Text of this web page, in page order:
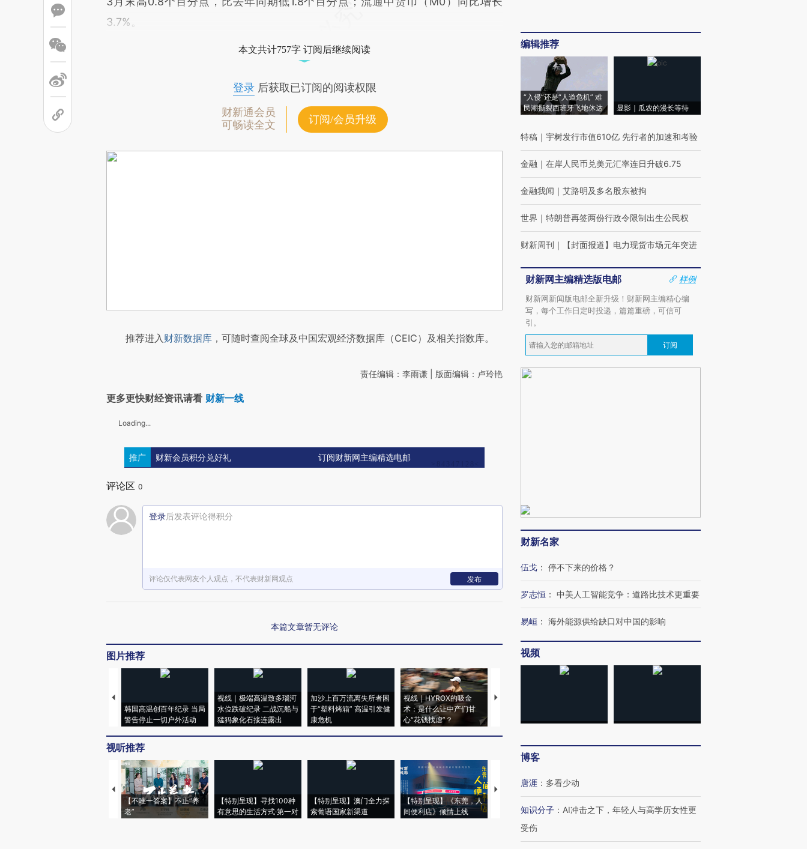
3.7%。
本文共计757字 订阅后继续阅读
登录后获取已订阅的阅读权限
财新通会员
可畅读全文
订阅/会员升级
推荐进入财新数据库 ，可随时查阅全球及中国宏观经济数据库（CEIC）及相关指数库。
责任编辑：李雨谦 | 版面编辑：卢玲艳
更多更快财经资讯请看 财新一线
Loading...
推广 财新会员积分兑好礼 订阅财新网主编精选电邮
评论区 0
登录后发表评论得积分
评论仅代表网友个人观点，不代表财新网观点 发布
本篇文章暂无评论
图片推荐
韩国高温创百年纪录 当局
警告停止一切户外活动
视线｜极端高温致多瑙河
水位跌破纪录 二战沉船与
猛犸象化石接连露出
加沙上百万流离失所者困
于“塑料烤箱” 高温引发健
康危机
视线｜HYROX的吸金
术：是什么让中产们甘
心“花钱找虐”？
马航飞行员跨国走私7万
育部长拱下台
飞地休达
视听推荐
【不唯一答案】不止“养
老”
【特别呈现】寻找100种
有意思的生活方式·第一对
【特别呈现】澳门全力探
索葡语国家新渠道
【特别呈现】《东莞，人
间便利店》倾情上线
【推广】走进第四届链博
有意思的生活方式·第三对
住三大增长引擎是什么？
编辑推荐
“入侵”还是“人道危机” 难
民潮撕裂西班牙飞地休达
显影｜瓜农的漫长等待
特稿 ｜ 宇树发行市值610亿 先行者的加速和考验
金融 ｜ 在岸人民币兑美元汇率连日升破6.75
金融我闻 ｜ 艾路明及多名股东被拘
世界 ｜ 特朗普再签两份行政令限制出生公民权
财新周刊 ｜ 【封面报道】电力现货市场元年突进
财新网主编精选版电邮
样例
财新网新闻版电邮全新升级！财新网主编精心编
写，每个工作日定时投递，篇篇重磅，可信可
引。
订阅
财新名家
伍戈 ： 停不下来的价格？
罗志恒 ： 中美人工智能竞争：道路比技术更重要
易峘 ： 海外能源供给缺口对中国的影响
视频
博客
唐涯 ： 多看少动
知识分子 ： AI冲击之下，年轻人与高学历女性更
受伤